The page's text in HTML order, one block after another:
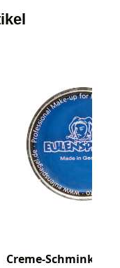
Creme-Schminke